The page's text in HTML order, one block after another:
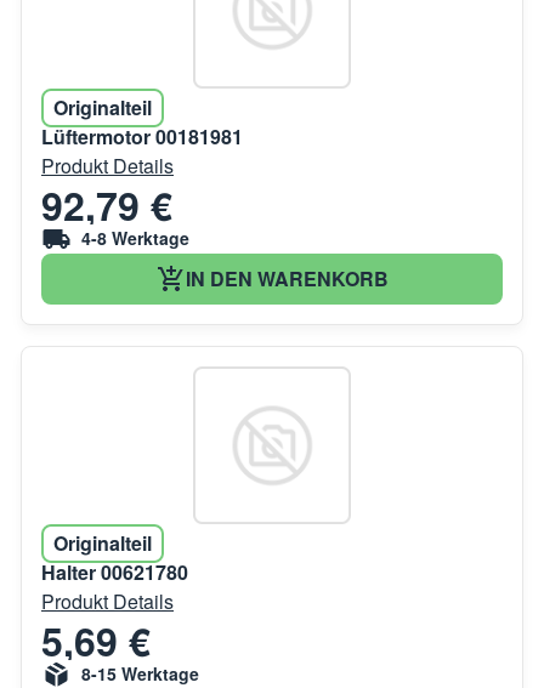
Originalteil
Lüftermotor 00181981
Produkt Details
92,79 €
4-8 Werktage
IN DEN WARENKORB
Originalteil
Halter 00621780
Produkt Details
5,69 €
8-15 Werktage